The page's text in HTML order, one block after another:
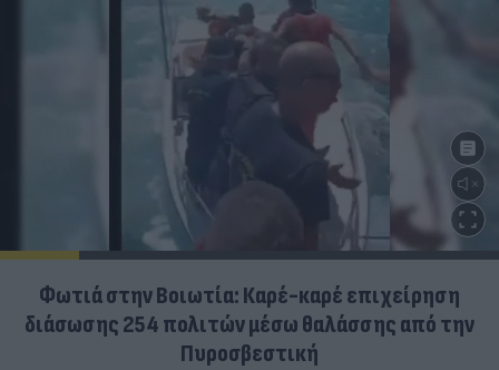
Φωτιά στην Βοιωτία: Καρέ-καρέ επιχείρηση
διάσωσης 254 πολιτών μέσω θαλάσσης από την
Πυροσβεστική